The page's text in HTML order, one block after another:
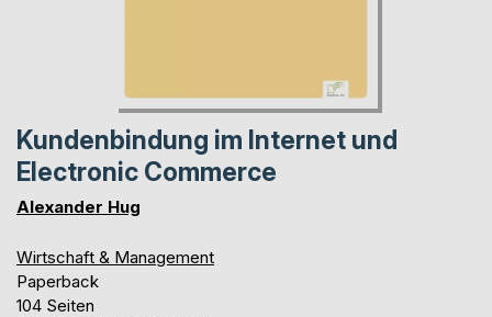
Kundenbindung im Internet und
Electronic Commerce
Alexander Hug
Wirtschaft & Management
Paperback
104 Seiten